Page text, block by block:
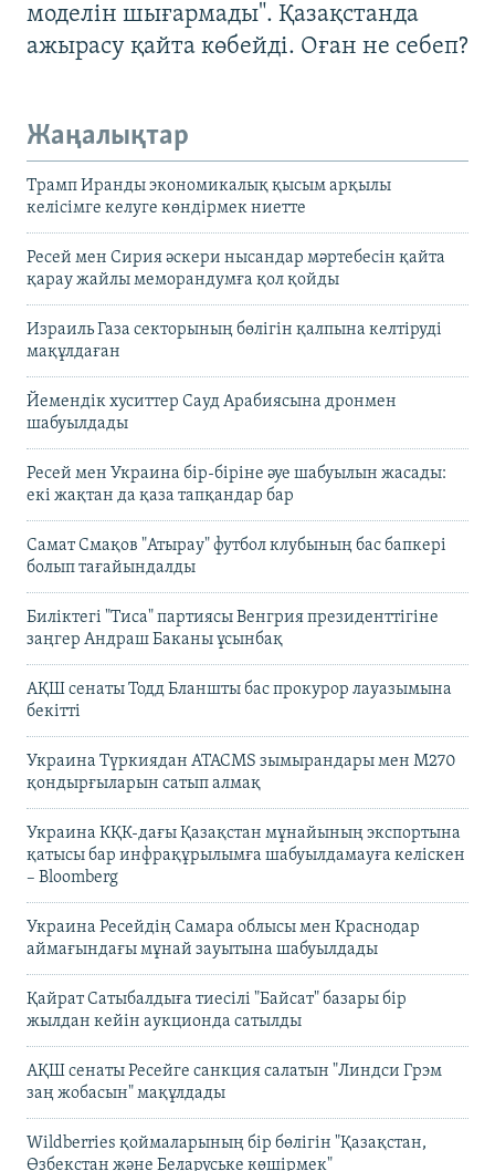
моделін шығармады". Қазақстанда
ажырасу қайта көбейді. Оған не себеп?
Жаңалықтар
Трамп Иранды экономикалық қысым арқылы
келісімге келуге көндірмек ниетте
Ресей мен Сирия әскери нысандар мәртебесін қайта
қарау жайлы меморандумға қол қойды
Израиль Газа секторының бөлігін қалпына келтіруді
мақұлдаған
Йемендік хуситтер Сауд Арабиясына дронмен
шабуылдады
Ресей мен Украина бір-біріне әуе шабуылын жасады:
екі жақтан да қаза тапқандар бар
Самат Смақов "Атырау" футбол клубының бас бапкері
болып тағайындалды
Биліктегі "Тиса" партиясы Венгрия президенттігіне
заңгер Андраш Баканы ұсынбақ
АҚШ сенаты Тодд Бланшты бас прокурор лауазымына
бекітті
Украина Түркиядан ATACMS зымырандары мен M270
қондырғыларын сатып алмақ
Украина КҚК-дағы Қазақстан мұнайының экспортына
қатысы бар инфрақұрылымға шабуылдамауға келіскен
– Bloomberg
Украина Ресейдің Самара облысы мен Краснодар
аймағындағы мұнай зауытына шабуылдады
Қайрат Сатыбалдыға тиесілі "Байсат" базары бір
жылдан кейін аукционда сатылды
АҚШ сенаты Ресейге санкция салатын "Линдси Грэм
заң жобасын" мақұлдады
Wildberries қоймаларының бір бөлігін "Қазақстан,
Өзбекстан және Беларуське көшірмек"